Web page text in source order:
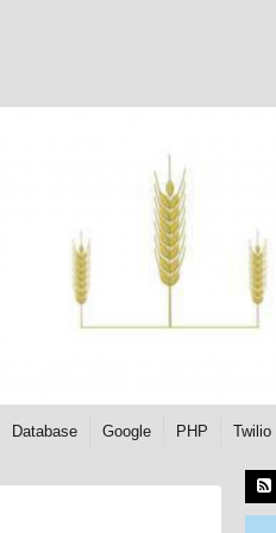
Database Google PHP Twilio